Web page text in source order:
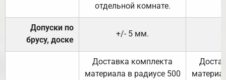
отдельной комнате.
Допуски по
брусу, доске
+/- 5 мм.
Доставка комплекта
материала в радиусе 500